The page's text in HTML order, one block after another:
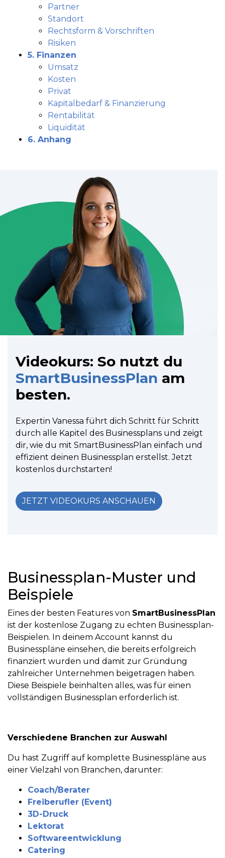
Partner
Standort
Rechtsform & Vorschriften
Risiken
5. Finanzen
Umsatz
Kosten
Privat
Kapitalbedarf & Finanzierung
Rentabilität
Liquidität
6. Anhang
Videokurs: So nutzt du
SmartBusinessPlan am
besten.
Expertin Vanessa führt dich Schritt für Schritt
durch alle Kapitel des Businessplans und zeigt
dir, wie du mit SmartBusinessPlan einfach und
effizient deinen Businessplan erstellst. Jetzt
kostenlos durchstarten!
JETZT VIDEOKURS ANSCHAUEN
Businessplan-Muster und
Beispiele
Eines der besten Features von SmartBusinessPlan
ist der kostenlose Zugang zu echten Businessplan-
Beispielen. In deinem Account kannst du
Businesspläne einsehen, die bereits erfolgreich
finanziert wurden und damit zur Gründung
zahlreicher Unternehmen beigetragen haben.
Diese Beispiele beinhalten alles, was für einen
vollständigen Businessplan erforderlich ist.
Verschiedene Branchen zur Auswahl
Du hast Zugriff auf komplette Businesspläne aus
einer Vielzahl von Branchen, darunter:
Coach/Berater
Freiberufler (Event)
3D-Druck
Lektorat
Softwareentwicklung
Catering